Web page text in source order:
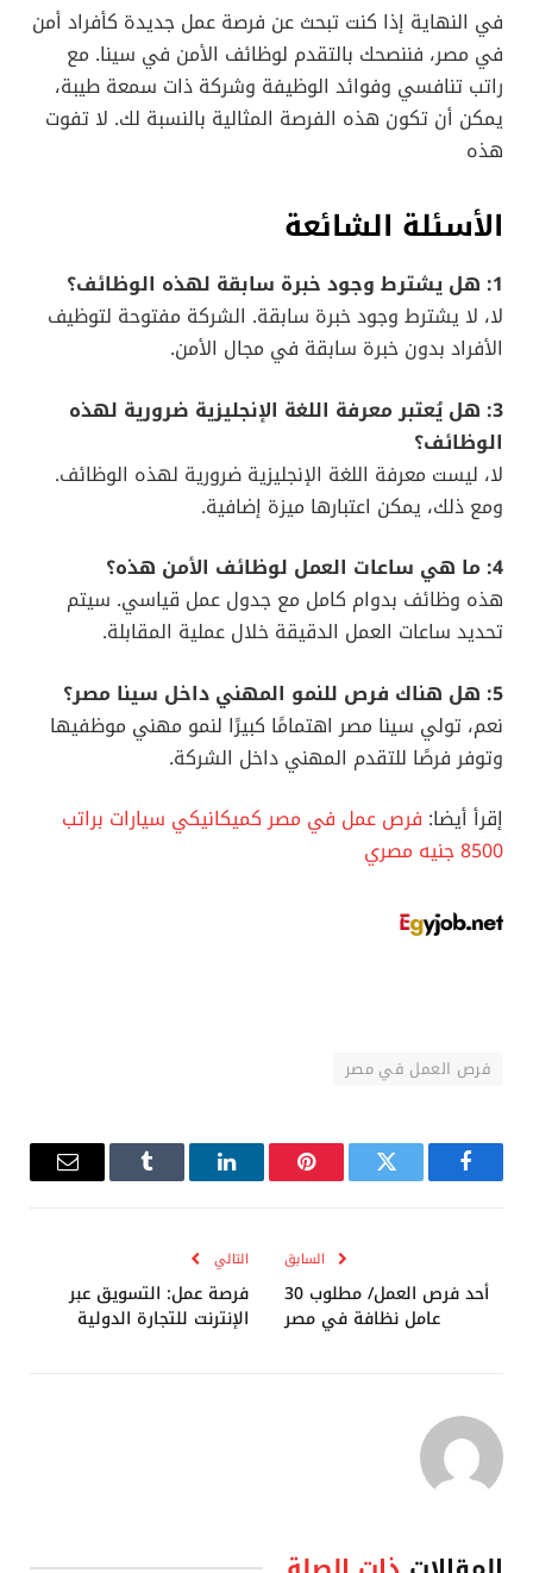
في النهاية إذا كنت تبحث عن فرصة عمل جديدة كأفراد أمن
في مصر، فننصحك بالتقدم لوظائف الأمن في سينا. مع
راتب تنافسي وفوائد الوظيفة وشركة ذات سمعة طيبة،
يمكن أن تكون هذه الفرصة المثالية بالنسبة لك. لا تفوت
هذه
الأسئلة الشائعة
1: هل يشترط وجود خبرة سابقة لهذه الوظائف؟
لا، لا يشترط وجود خبرة سابقة. الشركة مفتوحة لتوظيف
الأفراد بدون خبرة سابقة في مجال الأمن.
3: هل يُعتبر معرفة اللغة الإنجليزية ضرورية لهذه
الوظائف؟
لا، ليست معرفة اللغة الإنجليزية ضرورية لهذه الوظائف.
ومع ذلك، يمكن اعتبارها ميزة إضافية.
4: ما هي ساعات العمل لوظائف الأمن هذه؟
هذه وظائف بدوام كامل مع جدول عمل قياسي. سيتم
تحديد ساعات العمل الدقيقة خلال عملية المقابلة.
5: هل هناك فرص للنمو المهني داخل سينا مصر؟
نعم، تولي سينا مصر اهتمامًا كبيرًا لنمو مهني موظفيها
وتوفر فرصًا للتقدم المهني داخل الشركة.
إقرأ أيضا: فرص عمل في مصر كميكانيكي سيارات براتب
8500 جنيه مصري
فرص العمل في مصر
فيسبوك تويتر بينتيريستلينكدإن Tumblr
البريد
السابق
أحد فرص العمل/ مطلوب 30
عامل نظافة في مصر
التالي
فرصة عمل: التسويق عبر
الإنترنت للتجارة الدولية